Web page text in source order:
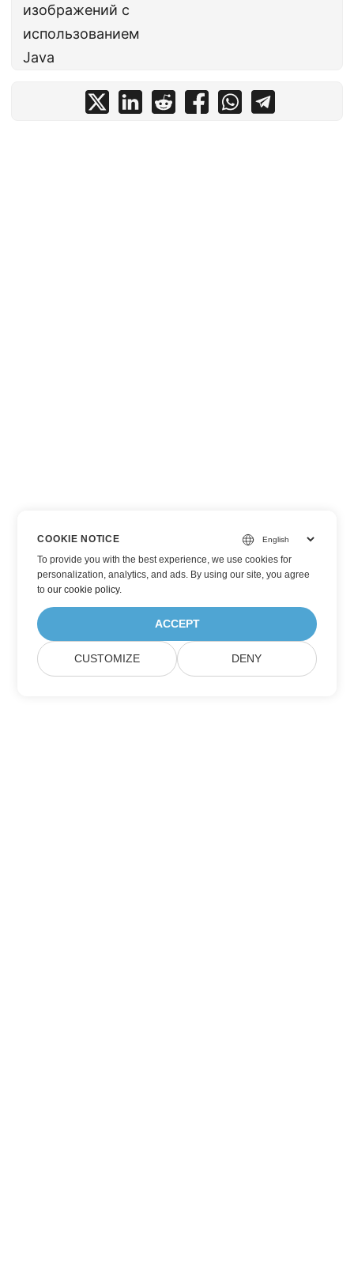
изображений с
использованием
Java
COOKIE NOTICE
To provide you with the best experience, we use cookies for
personalization, analytics, and ads. By using our site, you agree
toour cookie policy.
ACCEPT
CUSTOMIZE DENY